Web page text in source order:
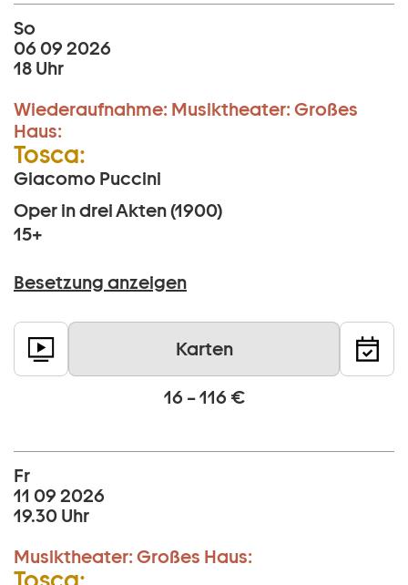
So
06 09 2026
18 Uhr
Wiederaufnahme: Musiktheater: Großes
Haus:
Tosca:
Giacomo Puccini
Oper in drei Akten (1900)
15+
Besetzung anzeigen
Karten
16 – 116 €
Fr
11 09 2026
19.30 Uhr
Musiktheater: Großes Haus: